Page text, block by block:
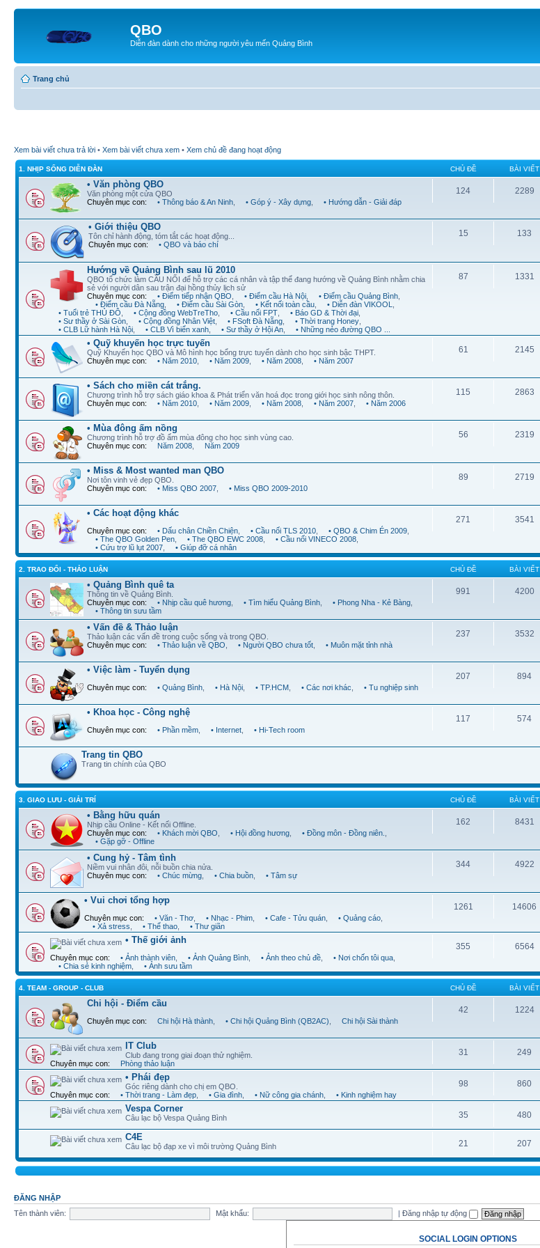
QBO
Diễn đàn dành cho những người yêu mến Quảng Bình
Trang chủ
Xem bài viết chưa trả lời • Xem bài viết chưa xem • Xem chủ đề đang hoạt động
1. NHỊP SỐNG DIỄN ĐÀN CHỦ ĐỀ BÀI VIẾT
• Văn phòng QBO
Văn phòng một cửa QBO
Chuyên mục con:
• Thông báo & An Ninh • Góp ý - Xây dựng • Hướng dẫn - Giải đáp
124 2289
• Giới thiệu QBO
Tôn chỉ hành động, tóm tắt các hoạt động...
Chuyên mục con:
• QBO và báo chí
15 133
Hướng về Quảng Bình sau lũ 2010
QBO tổ chức làm CẦU NỐI để hỗ trợ các cá nhân và tập thể đang hướng về Quảng Bình nhằm chia
sẻ với người dân sau trận đại hồng thủy lịch sử
Chuyên mục con:
• Điểm tiếp nhận QBO • Điểm cầu Hà Nội • Điểm cầu Quảng Bình
• Điểm cầu Đà Nẵng
• Điểm cầu Sài Gòn • Kết nối toàn cầu • Diễn đàn VIKOOL
• Tuổi trẻ THỦ ĐÔ
• Cộng đồng WebTreTho • Cầu nối FPT • Báo GD & Thời đại
• Sư thầy ở Sài Gòn
• Cộng đồng Nhân Việt • FSoft Đà Nẵng • Thời trang Honey
• CLB Lữ hành Hà Nội
• CLB Vì biển xanh • Sư thầy ở Hội An • Những nẻo đường QBO ...
87 1331
• Quỹ khuyến học trực tuyến
Quỹ Khuyến học QBO và Mô hình học bổng trực tuyến dành cho học sinh bậc THPT.
Chuyên mục con:
• Năm 2010 • Năm 2009 • Năm 2008 • Năm 2007
61 2145
• Sách cho miền cát trắng.
Chương trình hỗ trợ sách giáo khoa & Phát triển văn hoá đọc trong giới học sinh nông thôn.
Chuyên mục con:
• Năm 2010 • Năm 2009 • Năm 2008 • Năm 2007 • Năm 2006
115 2863
• Mùa đông ấm nồng
Chương trình hỗ trợ đồ ấm mùa đông cho học sinh vùng cao.
Chuyên mục con:
Năm 2008 Năm 2009
56 2319
• Miss & Most wanted man QBO
Nơi tôn vinh vẻ đẹp QBO.
Chuyên mục con:
• Miss QBO 2007 • Miss QBO 2009-2010
89 2719
• Các hoạt động khác
Chuyên mục con: • Dấu chân Chiền Chiện • Cầu nối TLS 2010 • QBO & Chim Én 2009
• The QBO Golden Pen
• The QBO EWC 2008 • Cầu nối VINECO 2008
• Cứu trợ lũ lụt 2007
• Giúp đỡ cá nhân
271 3541
2. TRAO ĐỔI - THẢO LUẬN CHỦ ĐỀ BÀI VIẾT
• Quảng Bình quê ta
Thông tin về Quảng Bình.
Chuyên mục con:
• Nhịp cầu quê hương • Tìm hiểu Quảng Bình • Phong Nha - Kẻ Bàng
• Thông tin sưu tầm
991 4200
• Vấn đề & Thảo luận
Thảo luận các vấn đề trong cuộc sống và trong QBO.
Chuyên mục con:
• Thảo luận về QBO • Người QBO chưa tốt • Muôn mặt tỉnh nhà
237 3532
• Việc làm - Tuyển dụng
Chuyên mục con: • Quảng Bình • Hà Nội • TP.HCM • Các nơi khác • Tu nghiệp sinh
207 894
• Khoa học - Công nghệ
Chuyên mục con: • Phần mềm • Internet • Hi-Tech room
117 574
Trang tin QBO
Trang tin chính của QBO
3. GIAO LƯU - GIẢI TRÍ CHỦ ĐỀ BÀI VIẾT
• Bằng hữu quán
Nhịp cầu Online - Kết nối Offline.
Chuyên mục con:
• Khách mời QBO • Hội đồng hương • Đồng môn - Đồng niên.
• Gặp gỡ - Offline
162 8431
• Cung hỷ - Tâm tình
Niềm vui nhân đôi, nỗi buồn chia nửa.
Chuyên mục con:
• Chúc mừng • Chia buồn • Tâm sự
344 4922
• Vui chơi tổng hợp
Chuyên mục con: • Văn - Thơ • Nhạc - Phim • Cafe - Tửu quán • Quảng cáo
• Xả stress
• Thể thao • Thư giãn
1261 14606
• Thế giới ảnh
Chuyên mục con: • Ảnh thành viên • Ảnh Quảng Bình • Ảnh theo chủ đề • Nơi chốn tôi qua
• Chia sẻ kinh nghiệm
• Ảnh sưu tầm
355 6564
4. TEAM - GROUP - CLUB CHỦ ĐỀ BÀI VIẾT
Chi hội - Điểm cầu
Chuyên mục con: Chi hội Hà thành • Chi hội Quảng Bình (QB2AC) Chi hội Sài thành
42 1224
IT Club
Club đang trong giai đoạn thử nghiệm.
Chuyên mục con:
Phòng thảo luận
31 249
• Phái đẹp
Góc riêng dành cho chị em QBO.
Chuyên mục con:
• Thời trang - Làm đẹp • Gia đình • Nữ công gia chánh • Kinh nghiệm hay
98 860
Vespa Corner
Câu lạc bộ Vespa Quảng Bình 35 480
C4E
Câu lạc bộ đạp xe vì môi trường Quảng Bình 21 207
ĐĂNG NHẬP
Tên thành viên:
Mật khẩu: |Đăng nhập tự động
SOCIAL LOGIN OPTIONS